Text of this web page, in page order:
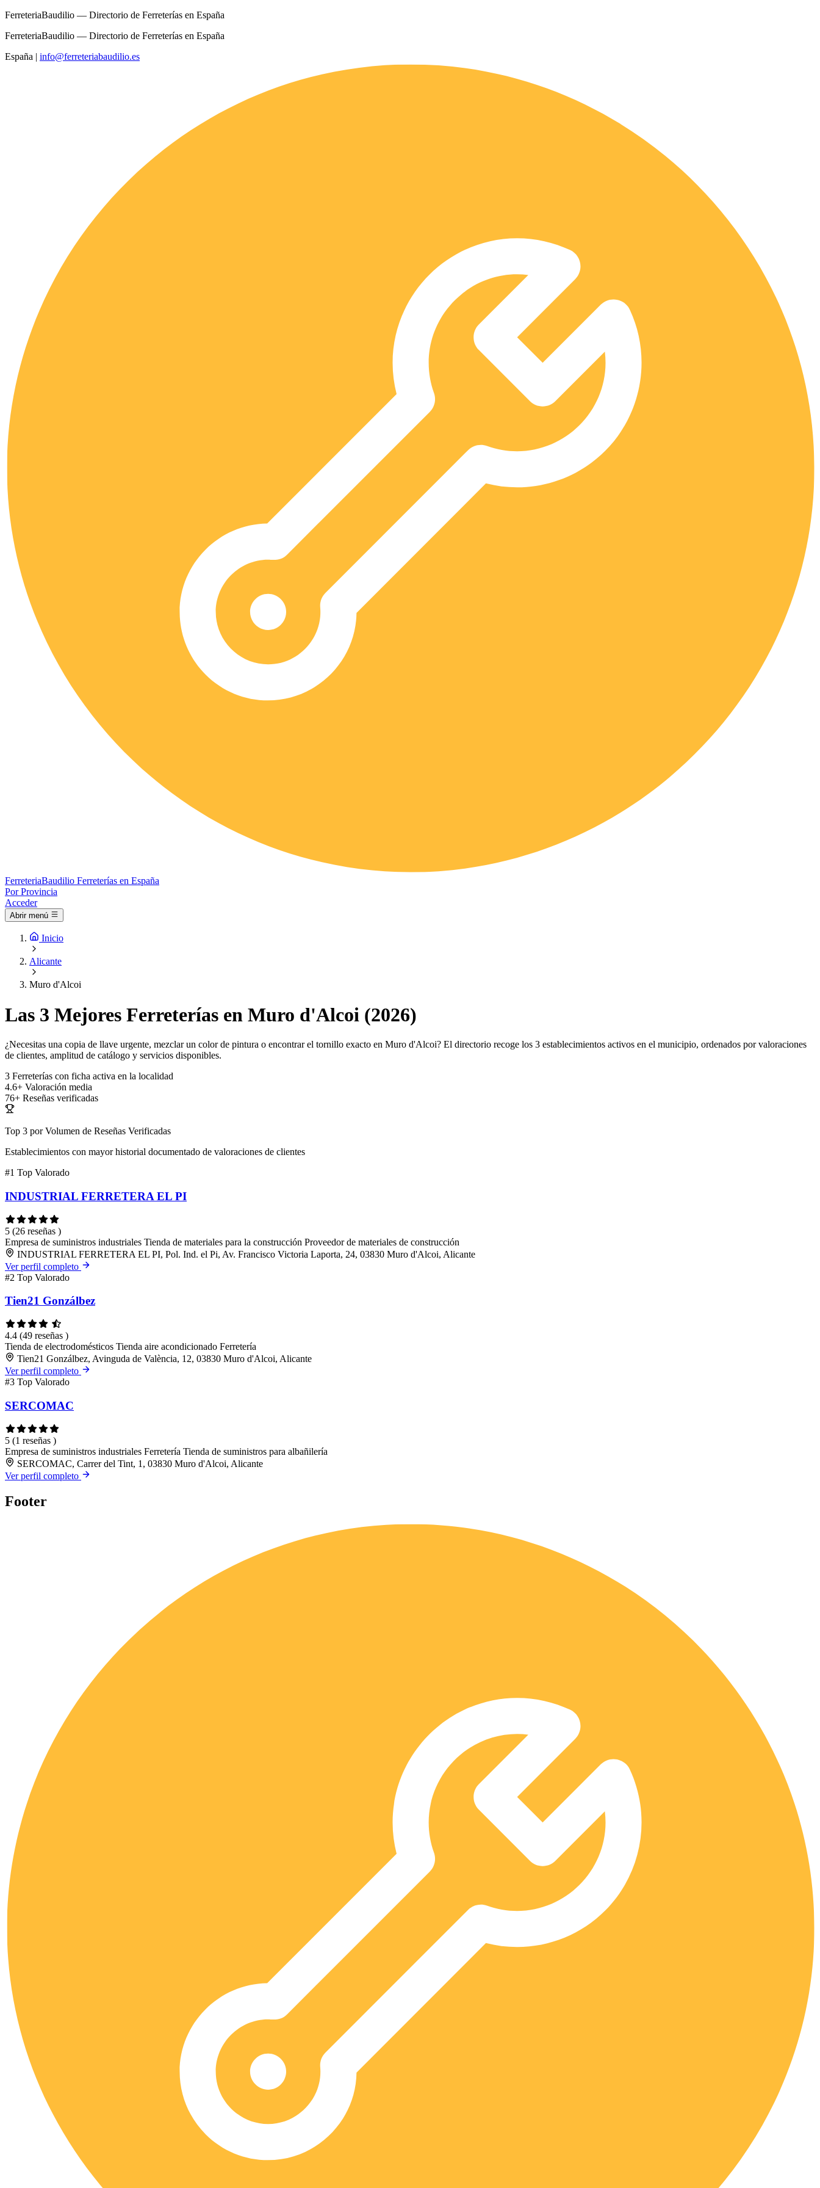
FerreteriaBaudilio — Directorio de Ferreterías en España
FerreteriaBaudilio — Directorio de Ferreterías en España
España | info@ferreteriabaudilio.es
FerreteriaBaudilio Ferreterías en España
Por Provincia
Acceder
Abrir menú
Inicio
Alicante
Muro d'Alcoi
Las 3 Mejores Ferreterías en Muro d'Alcoi (2026)
¿Necesitas una copia de llave urgente, mezclar un color de pintura o encontrar el tornillo exacto en Muro d'Alcoi? El directorio recoge los 3 establecimientos activos en el municipio, ordenados por valoraciones
de clientes, amplitud de catálogo y servicios disponibles.
3 Ferreterías con ficha activa en la localidad
4.6+ Valoración media
76+ Reseñas verificadas
Top 3 por Volumen de Reseñas Verificadas
Establecimientos con mayor historial documentado de valoraciones de clientes
#1 Top Valorado
INDUSTRIAL FERRETERA EL PI
5 (26 reseñas )
Empresa de suministros industriales Tienda de materiales para la construcción Proveedor de materiales de construcción
INDUSTRIAL FERRETERA EL PI, Pol. Ind. el Pi, Av. Francisco Victoria Laporta, 24, 03830 Muro d'Alcoi, Alicante
Ver perfil completo
#2 Top Valorado
Tien21 Gonzálbez
4.4 (49 reseñas )
Tienda de electrodomésticos Tienda aire acondicionado Ferretería
Tien21 Gonzálbez, Avinguda de València, 12, 03830 Muro d'Alcoi, Alicante
Ver perfil completo
#3 Top Valorado
SERCOMAC
5 (1 reseñas )
Empresa de suministros industriales Ferretería Tienda de suministros para albañilería
SERCOMAC, Carrer del Tint, 1, 03830 Muro d'Alcoi, Alicante
Ver perfil completo
Footer